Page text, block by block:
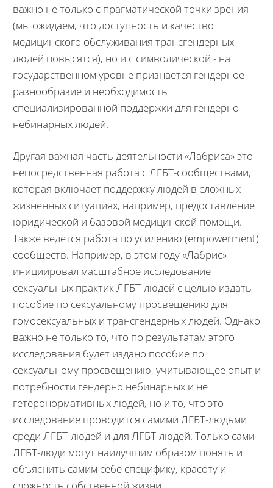
важно не только с прагматической точки зрения
(мы ожидаем, что доступность и качество
медицинского обслуживания трансгендерных
людей повысятся), но и с символической - на
государственном уровне признается гендерное
разнообразие и необходимость
специализированной поддержки для гендерно
небинарных людей.
Другая важная часть деятельности «Лабриса» это
непосредственная работа с ЛГБТ-сообществами,
которая включает поддержку людей в сложных
жизненных ситуациях, например, предоставление
юридической и базовой медицинской помощи.
Также ведется работа по усилению (empowerment)
сообществ. Например, в этом году «Лабрис»
инициировал масштабное исследование
сексуальных практик ЛГБТ-людей с целью издать
пособие по сексуальному просвещению для
гомосексуальных и трансгендерных людей. Однако
важно не только то, что по результатам этого
исследования будет издано пособие по
сексуальному просвещению, учитывающее опыт и
потребности гендерно небинарных и не
гетеронормативных людей, но и то, что это
исследование проводится самими ЛГБТ-людьми
среди ЛГБТ-людей и для ЛГБТ-людей. Только сами
ЛГБТ-люди могут наилучшим образом понять и
объяснить самим себе специфику, красоту и